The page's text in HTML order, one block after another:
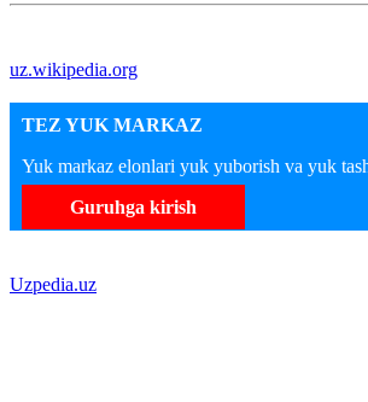
uz.wikipedia.org
TEZ YUK MARKAZ
Yuk markaz elonlari yuk yuborish va yuk
Guruhga kirish
Uzpedia.uz